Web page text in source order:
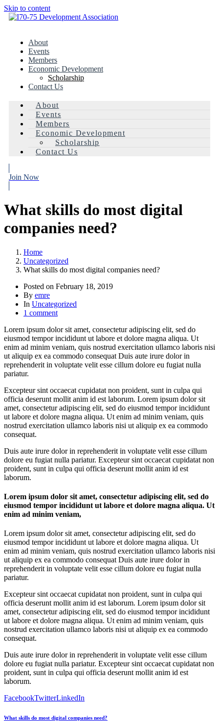
Skip to content
About
Events
Members
Economic Development
Scholarship
Contact Us
About
Events
Members
Economic Development
Scholarship
Contact Us
Join Now
What skills do most digital
companies need?
Home
Uncategorized
What skills do most digital companies need?
Posted on February 18, 2019
By emre
In Uncategorized
1 comment
Lorem ipsum dolor sit amet, consectetur adipiscing elit, sed do
eiusmod tempor incididunt ut labore et dolore magna aliqua. Ut
enim ad minim veniam, quis nostrud exercitation ullamco laboris nisi
ut aliquip ex ea commodo consequat Duis aute irure dolor in
reprehenderit in voluptate velit esse cillum dolore eu fugiat nulla
pariatur.
Excepteur sint occaecat cupidatat non proident, sunt in culpa qui
officia deserunt mollit anim id est laborum. Lorem ipsum dolor sit
amet, consectetur adipiscing elit, sed do eiusmod tempor incididunt
ut labore et dolore magna aliqua. Ut enim ad minim veniam, quis
nostrud exercitation ullamco laboris nisi ut aliquip ex ea commodo
consequat.
Duis aute irure dolor in reprehenderit in voluptate velit esse cillum
dolore eu fugiat nulla pariatur. Excepteur sint occaecat cupidatat non
proident, sunt in culpa qui officia deserunt mollit anim id est
laborum.
Lorem ipsum dolor sit amet, consectetur adipiscing elit, sed do
eiusmod tempor incididunt ut labore et dolore magna aliqua. Ut
enim ad minim veniam,
Lorem ipsum dolor sit amet, consectetur adipiscing elit, sed do
eiusmod tempor incididunt ut labore et dolore magna aliqua. Ut
enim ad minim veniam, quis nostrud exercitation ullamco laboris nisi
ut aliquip ex ea commodo consequat Duis aute irure dolor in
reprehenderit in voluptate velit esse cillum dolore eu fugiat nulla
pariatur.
Excepteur sint occaecat cupidatat non proident, sunt in culpa qui
officia deserunt mollit anim id est laborum. Lorem ipsum dolor sit
amet, consectetur adipiscing elit, sed do eiusmod tempor incididunt
ut labore et dolore magna aliqua. Ut enim ad minim veniam, quis
nostrud exercitation ullamco laboris nisi ut aliquip ex ea commodo
consequat.
Duis aute irure dolor in reprehenderit in voluptate velit esse cillum
dolore eu fugiat nulla pariatur. Excepteur sint occaecat cupidatat non
proident, sunt in culpa qui officia deserunt mollit anim id est
laborum.
FacebookTwitterLinkedIn
What skills do most digital companies need?